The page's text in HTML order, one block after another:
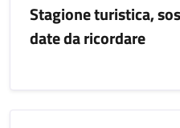
Stagione turistica,
date da ricordare